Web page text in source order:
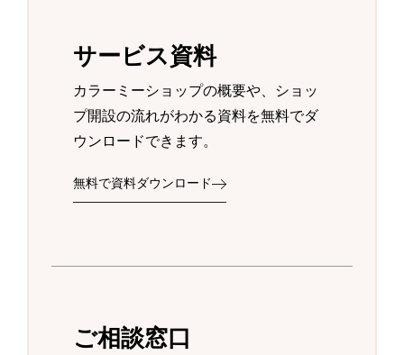
サービス資料
カラーミーショップの概要や、ショッ
プ開設の流れがわかる資料を無料でダ
ウンロードできます。
無料で資料ダウンロード
ご相談窓口